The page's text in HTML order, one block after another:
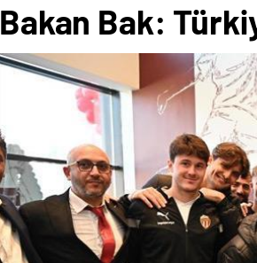
Bakan Bak: